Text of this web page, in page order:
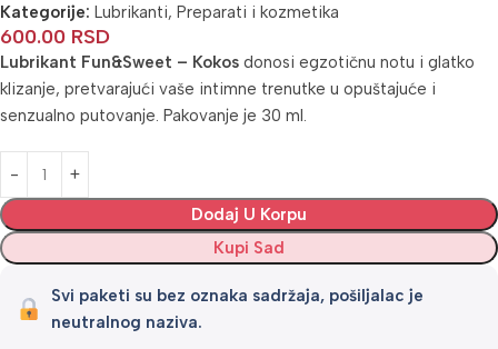
Kategorije: Lubrikanti, Preparati i kozmetika
600.00 RSD
Lubrikant Fun&Sweet – Kokos donosi egzotičnu notu i glatko
klizanje, pretvarajući vaše intimne trenutke u opuštajuće i
senzualno putovanje. Pakovanje je 30 ml.
Dodaj U Korpu
Kupi Sad
Alternative:
Svi paketi su bez oznaka sadržaja, pošiljalac je
neutralnog naziva.